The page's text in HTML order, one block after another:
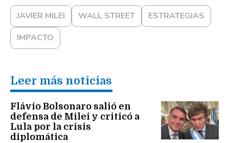
JAVIER MILEI WALL STREET
ESTRATEGIAS
IMPACTO
Leer más noticias
Flávio Bolsonaro salió en
defensa de Milei y criticó a
Lula por la crisis
diplomática